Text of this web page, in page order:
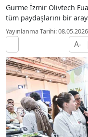
Gurme İzmir Olivtech
tüm paydaşlarını bir
Yayınlanma Tarihi:
A- |